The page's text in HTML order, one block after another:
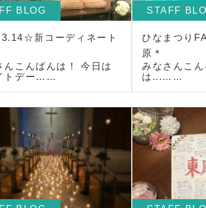
BLOG
新コーディネート
んこんばんは！ 今日は
トデー……
STAFF
ひなまつり
原＊
みなさんこ
は...……